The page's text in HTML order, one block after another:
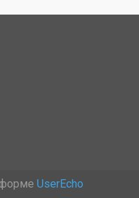
UserEcho